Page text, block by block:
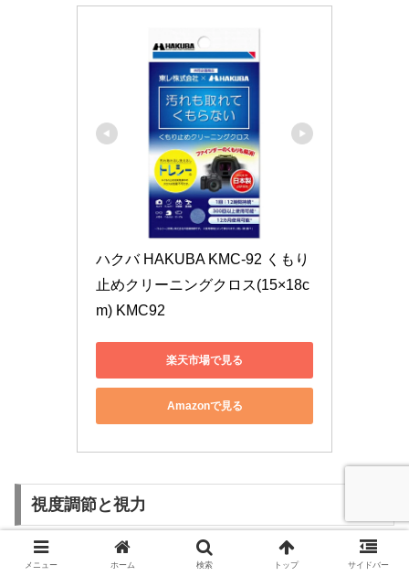
ハクバ HAKUBA KMC-92 くもり
止めクリーニングクロス(15×18c
m) KMC92
楽天市場で見る
Amazonで見る
視度調節と視力
強度の近視や遠視の方は、ファインダーの視度
メニュー ホーム 検索 トップ サイドバー